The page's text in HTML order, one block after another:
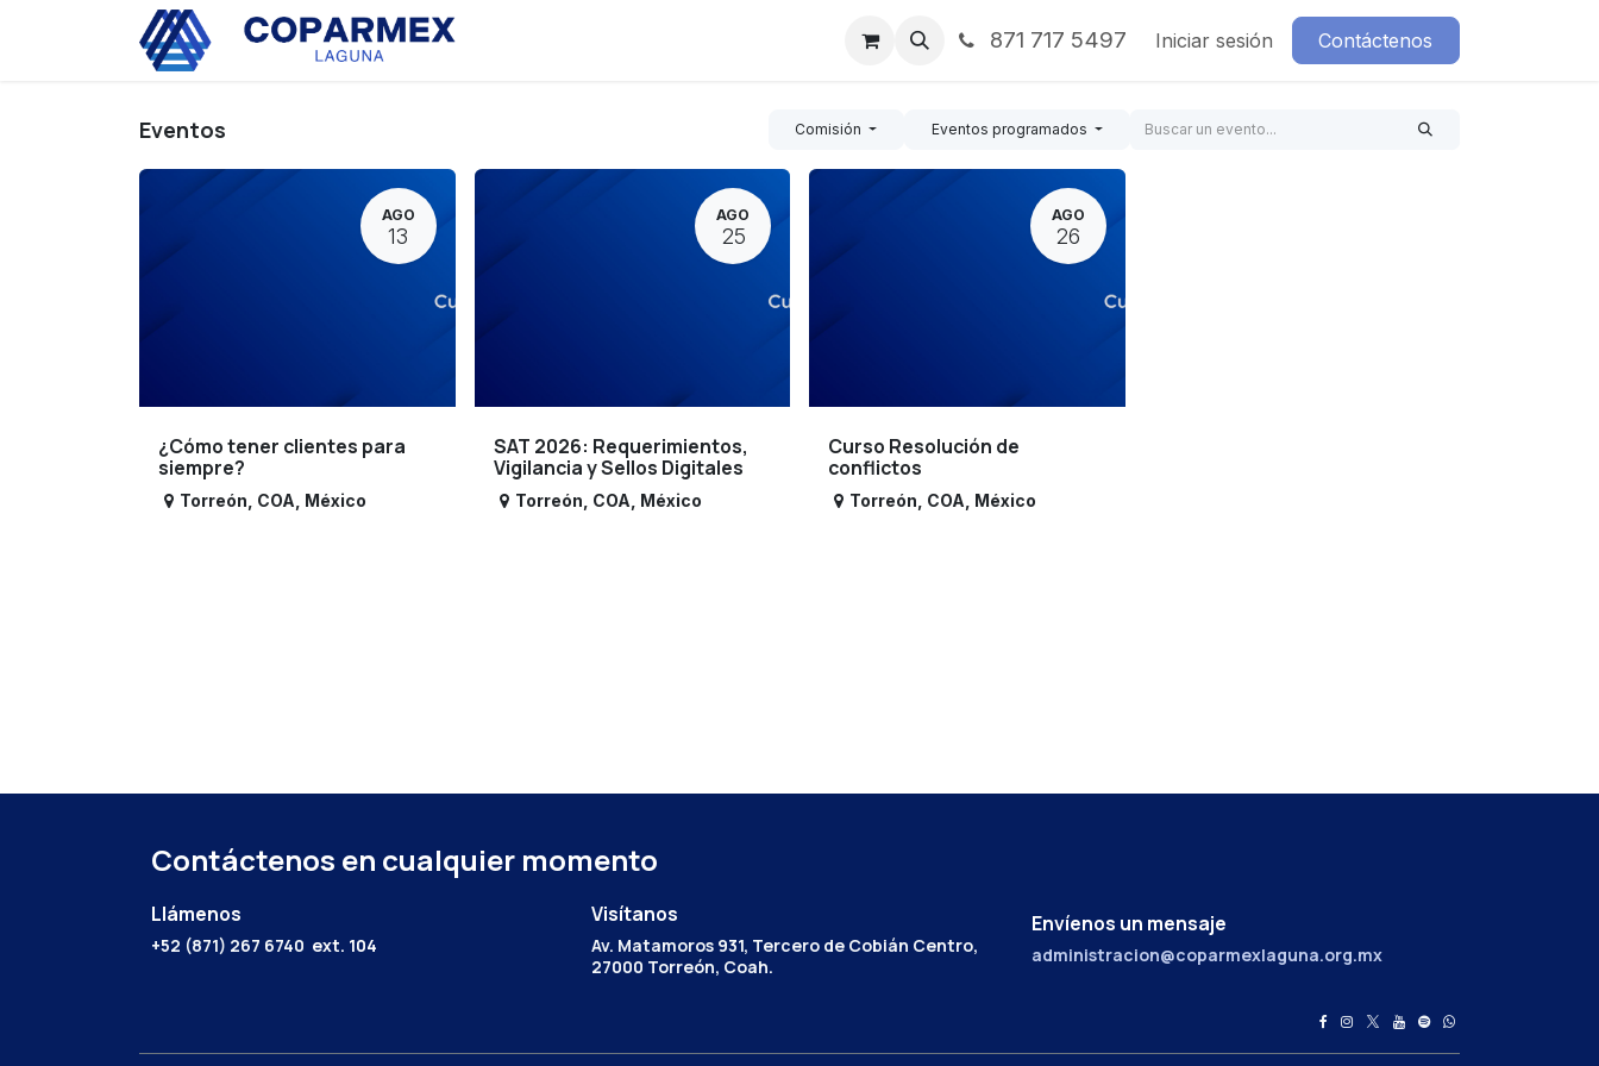
Noticias Contáctenos871 717 5497 Iniciar sesión Contáctenos
Eventos Comisión Eventos programados
AGO
13
¿Cómo tener clientes para
siempre?
Torreón COA México
AGO
25
SAT 2026: Requerimientos,
Vigilancia y Sellos Digitales
Torreón COA México
AGO
26
Curso Resolución de
conflictos
Torreón COA México
Contáctenos en cualquier momento
Llámenos
+52 (871) 267 6740 ext. 104
Envíenos un mensaje
administracion@coparmexlaguna.org.mx
Visítanos
Av. Matamoros 931, Tercero de Cobián Centro,
27000 Torreón, Coah.